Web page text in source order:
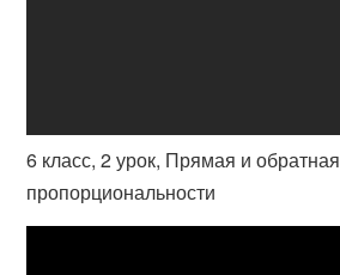
6 класс, 2 урок, Прямая и обратная
пропорциональности